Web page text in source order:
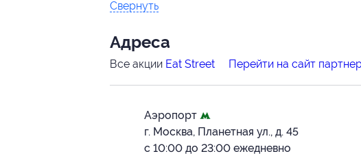
Свернуть
Адресa
Все акции Eat Street Перейти на сайт
Аэропорт
г. Москва, Планетная ул., д. 45
с 10:00 до 23:00 ежедневно